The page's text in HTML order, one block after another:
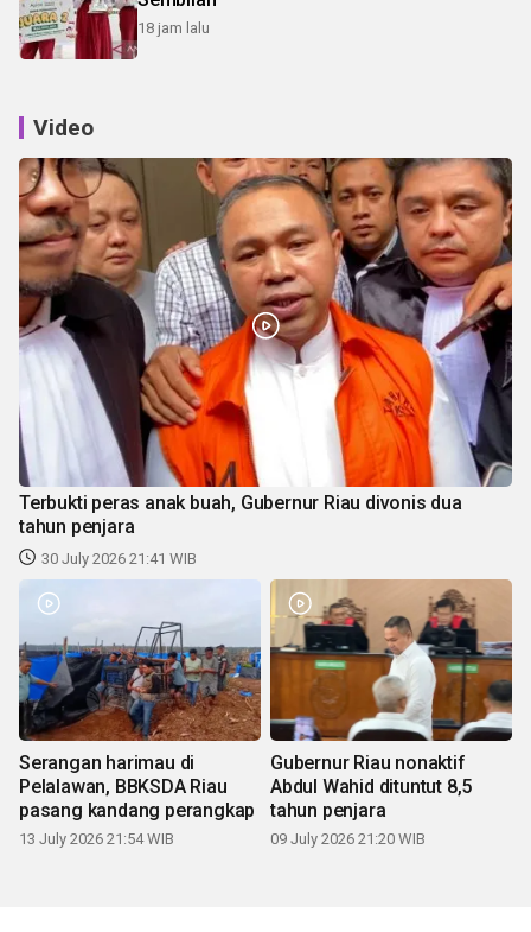
18 jam lalu
Video
Terbukti peras anak buah, Gubernur Riau divonis dua
tahun penjara
30 July 2026 21:41 WIB
Serangan harimau di
Pelalawan, BBKSDA Riau
pasang kandang perangkap
13 July 2026 21:54 WIB
Gubernur Riau nonaktif
Abdul Wahid dituntut 8,5
tahun penjara
09 July 2026 21:20 WIB